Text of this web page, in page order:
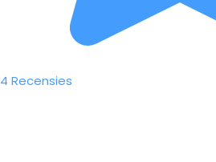
4 Recensies